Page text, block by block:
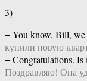
3)
− You know, Bill, we
купили новую
− Congratulations.
Поздравляю! Она